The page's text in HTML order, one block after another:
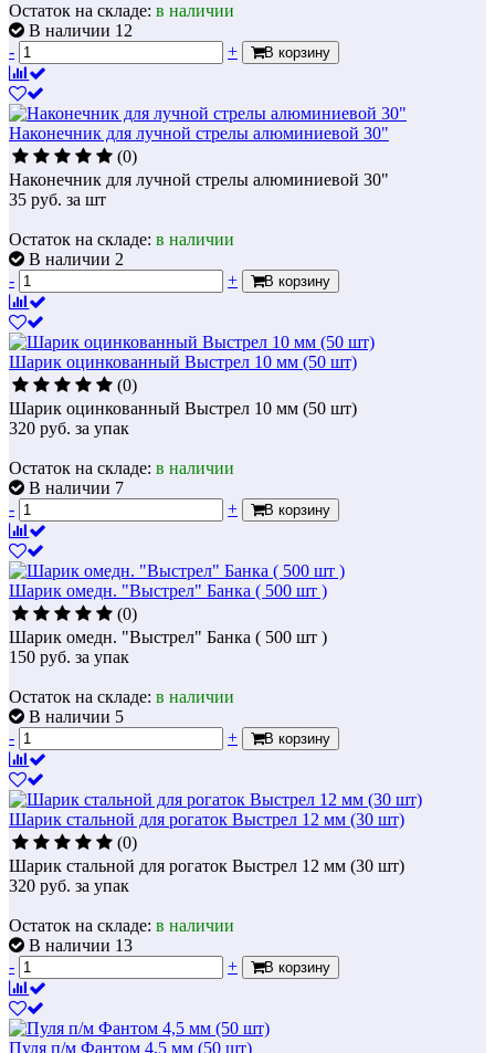
Остаток на складе: в наличии
В наличии 12
-
+ В корзину
Наконечник для лучной стрелы алюминиевой 30"
(0)
Наконечник для лучной стрелы алюминиевой 30"
35 руб. за шт
Остаток на складе: в наличии
В наличии 2
-
+ В корзину
Шарик оцинкованный Выстрел 10 мм (50 шт)
(0)
Шарик оцинкованный Выстрел 10 мм (50 шт)
320 руб. за упак
Остаток на складе: в наличии
В наличии 7
-
+ В корзину
Шарик омедн. "Выстрел" Банка ( 500 шт )
(0)
Шарик омедн. "Выстрел" Банка ( 500 шт )
150 руб. за упак
Остаток на складе: в наличии
В наличии 5
-
+ В корзину
Шарик стальной для рогаток Выстрел 12 мм (30 шт)
(0)
Шарик стальной для рогаток Выстрел 12 мм (30 шт)
320 руб. за упак
Остаток на складе: в наличии
В наличии 13
-
+ В корзину
Пуля п/м Фантом 4,5 мм (50 шт)